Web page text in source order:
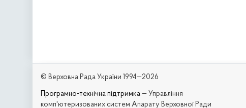
© Верховна Рада України 1994—2026
Програмно-технічна підтримка — Управління
комп'ютеризованих систем Апарату Верховної Ради